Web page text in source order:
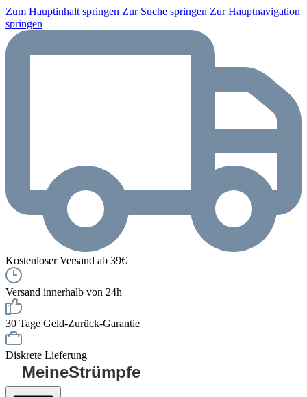
Zum Hauptinhalt springen Zur Suche springen Zur Hauptnavigation
springen
Kostenloser Versand ab 39€
Versand innerhalb von 24h
30 Tage Geld-Zurück-Garantie
Diskrete Lieferung
MeineStrümpfe